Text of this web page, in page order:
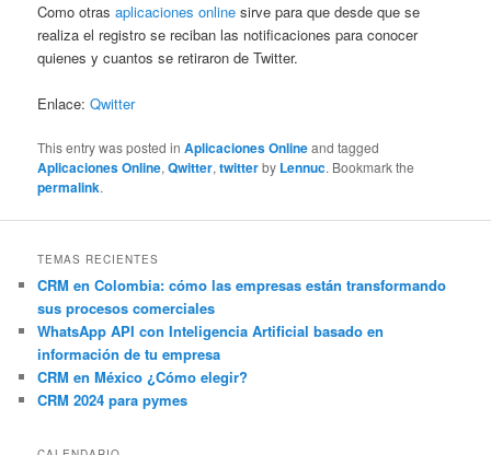
Como otrasaplicaciones online sirve para que desde que se
realiza el registro se reciban las notificaciones para conocer
quienes y cuantos se retiraron de Twitter.
Enlace:Qwitter
This entry was posted inAplicaciones Onlineand tagged
Aplicaciones Online,Qwitter,twitterby Lennuc. Bookmark the
permalink.
TEMAS RECIENTES
CRM en Colombia: cómo las empresas están transformando
sus procesos comerciales
WhatsApp API con Inteligencia Artificial basado en
información de tu empresa
CRM en México ¿Cómo elegir?
CRM 2024 para pymes